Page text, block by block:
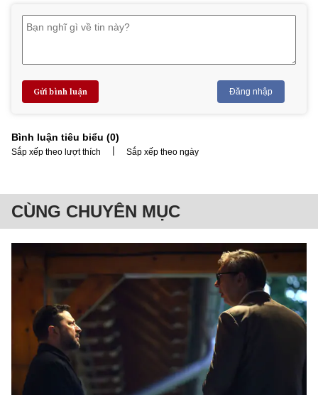
Gửi bình luận Đăng nhập
Bình luận tiêu biểu (0)
Sắp xếp theo lượt thích | Sắp xếp theo ngày
CÙNG CHUYÊN MỤC